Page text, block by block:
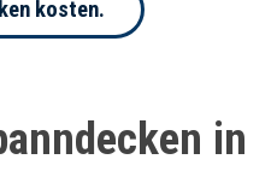
kosten.
in